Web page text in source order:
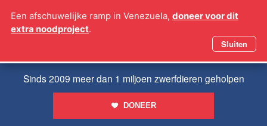
naar
Sinds 2009 meer dan 1 miljoen zwerfdieren geholpen
DONEER
Een afschuwelijke ramp in Venezuela, doneer voor dit
extra noodproject.
Sluiten